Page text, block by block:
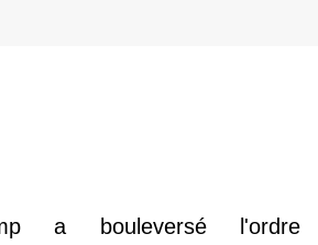
a bouleversé l'ordre